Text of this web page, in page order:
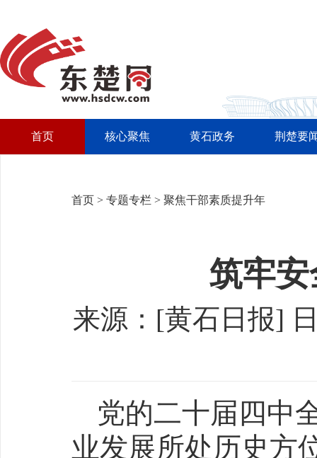
首页 核心聚焦 黄石政务 荆楚要
首页 > 专题专栏 > 聚焦干部素质提升年
筑牢
来源：[黄石日报]
党的二十届四中
业发展所处历史方